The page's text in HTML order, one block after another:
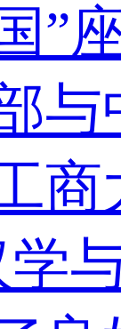
”
与
商
学